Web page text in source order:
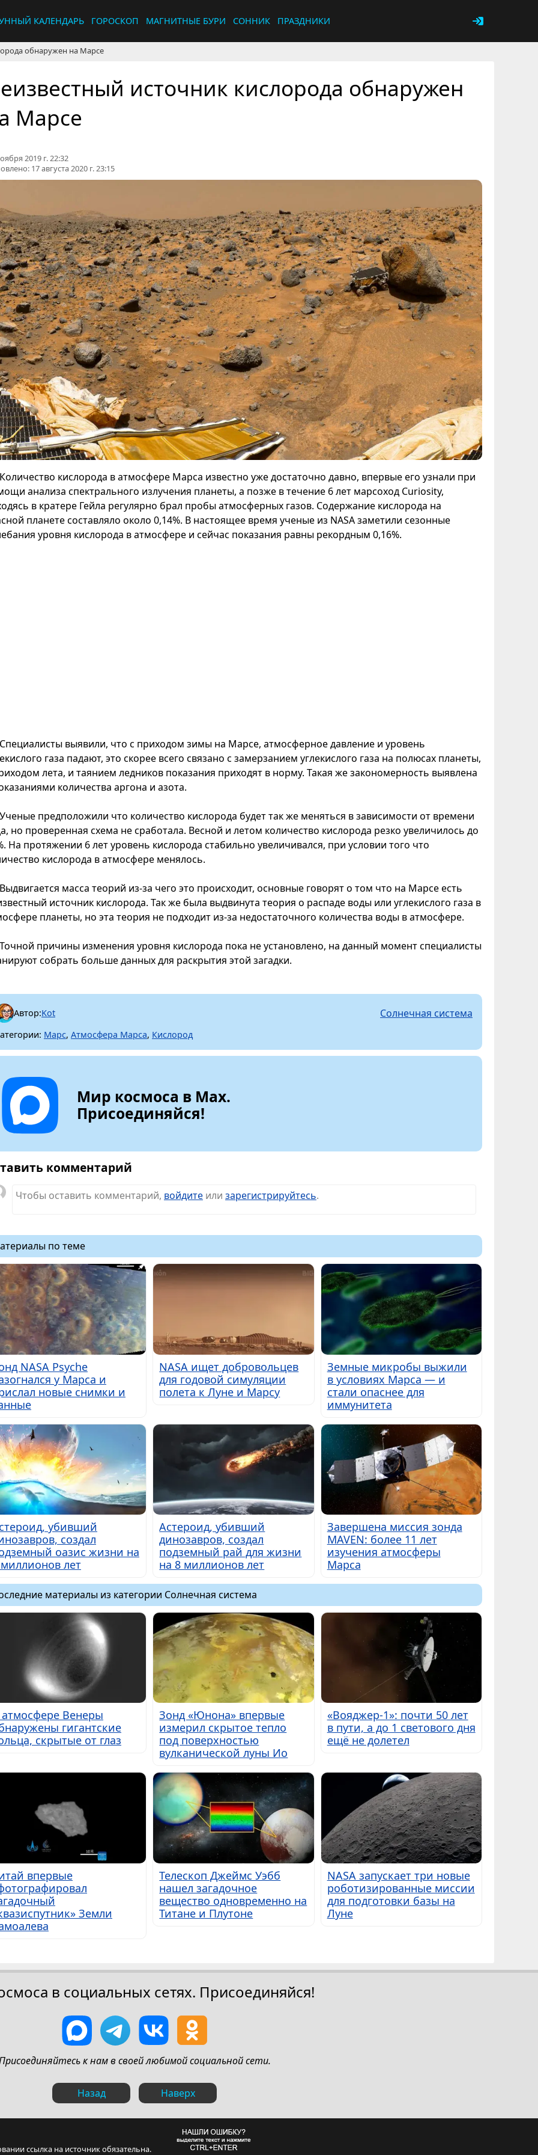
КАЛЕНДАРЬ ГОРОСКОП МАГНИТНЫЕ БУРИ СОННИК ПРАЗДНИКИ
обнаружен на Марсе
источник кислорода обнаружен
Марсе
2019 г. 22:32
17 августа 2020 г. 23:15
Количество кислорода в атмосфере Марса известно уже достаточно давно, впервые его узнали при
анализа спектрального излучения планеты, а позже в течение 6 лет марсоход Curiosity,
в кратере Гейла регулярно брал пробы атмосферных газов. Содержание кислорода на
планете составляло около ‎0,14%. В настоящее время ученые из NASA заметили сезонные
уровня кислорода в атмосфере и сейчас показания равны рекордным 0,16%.
Специалисты выявили, что с приходом зимы на Марсе, атмосферное давление и уровень
газа падают, это скорее всего связано с замерзанием углекислого газа на полюсах планеты,
лета, и таянием ледников показания приходят в норму. Такая же закономерность выявлена
количества аргона и азота.
Ученые предположили что количество кислорода будет так же меняться в зависимости от времени
но проверенная схема не сработала. Весной и летом количество кислорода резко увеличилось до
На протяжении 6 лет уровень кислорода стабильно увеличивался, при условии того что
кислорода в атмосфере менялось.
Выдвигается масса теорий из-за чего это происходит, основные говорят о том что на Марсе есть
источник кислорода. Так же была выдвинута теория о распаде воды или углекислого газа в
планеты, но эта теория не подходит из-за недостаточного количества воды в атмосфере.
Точной причины изменения уровня кислорода пока не установлено, на данный момент специалисты
собрать больше данных для раскрытия этой загадки.
Автор:Kot Солнечная система
Марс, Атмосфера Марса, Кислород
Мир космоса в Max.
Присоединяйся!
комментарий
Чтобы оставить комментарий, войдите или зарегистрируйтесь.
по теме
NASA Psyche
у Марса и
новые снимки и
NASA ищет добровольцев
для годовой симуляции
полета к Луне и Марсу
Земные микробы выжили
в условиях Марса — и
стали опаснее для
иммунитета
убивший
создал
оазис жизни на
лет
Астероид, убивший
динозавров, создал
подземный рай для жизни
на 8 миллионов лет
Завершена миссия зонда
MAVEN: более 11 лет
изучения атмосферы
Марса
материалы из категории Солнечная система
Венеры
гигантские
скрытые от глаз
Зонд «Юнона» впервые
измерил скрытое тепло
под поверхностью
вулканической луны Ио
«Вояджер-1»: почти 50 лет
в пути, а до 1 светового дня
ещё не долетел
впервые
Земли
Телескоп Джеймс Уэбб
нашел загадочное
вещество одновременно на
Титане и Плутоне
NASA запускает три новые
роботизированные миссии
для подготовки базы на
Луне
в социальных сетях. Присоединяйся!
к нам в своей любимой социальной сети.
Назад Наверх
ссылка на источник обязательна.